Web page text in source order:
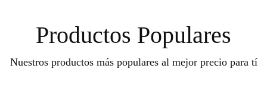
Productos Populares
Nuestros productos más populares al mejor precio para tí